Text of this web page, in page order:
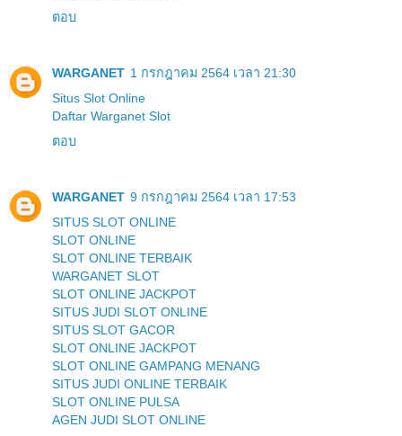
ตอบ
WARGANET 1 กรกฎาคม 2564 เวลา 21:30
Situs Slot Online
Daftar Warganet Slot
ตอบ
WARGANET 9 กรกฎาคม 2564 เวลา 17:53
SITUS SLOT ONLINE
SLOT ONLINE
SLOT ONLINE TERBAIK
WARGANET SLOT
SLOT ONLINE JACKPOT
SITUS JUDI SLOT ONLINE
SITUS SLOT GACOR
SLOT ONLINE JACKPOT
SLOT ONLINE GAMPANG MENANG
SITUS JUDI ONLINE TERBAIK
SLOT ONLINE PULSA
AGEN JUDI SLOT ONLINE